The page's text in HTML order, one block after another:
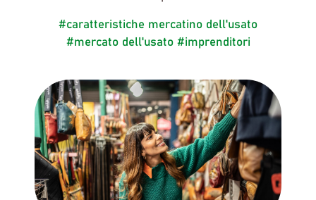
#caratteristiche mercatino dell'usato
#mercato dell'usato #imprenditori